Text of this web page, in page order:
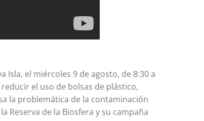
Isla, el miércoles 9 de agosto, de 8:30 a
el uso de bolsas de plástico,
la problemática de la contaminación
Reserva de la Biosfera y su campaña